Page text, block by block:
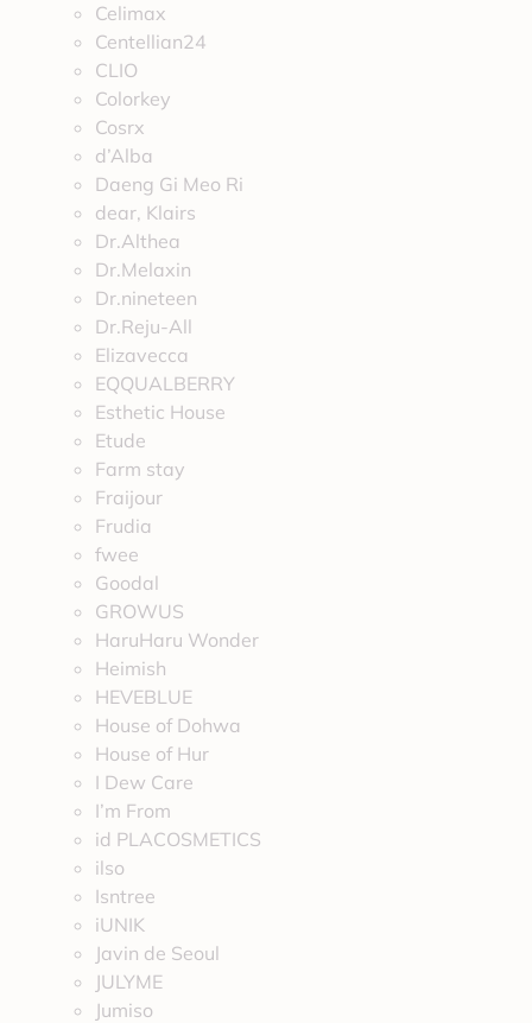
Celimax
Centellian24
CLIO
Colorkey
Cosrx
d’Alba
Daeng Gi Meo Ri
dear, Klairs
Dr.Althea
Dr.Melaxin
Dr.nineteen
Dr.Reju-All
Elizavecca
EQQUALBERRY
Esthetic House
Etude
Farm stay
Fraijour
Frudia
fwee
Goodal
GROWUS
HaruHaru Wonder
Heimish
HEVEBLUE
House of Dohwa
House of Hur
I Dew Care
I’m From
id PLACOSMETICS
ilso
Isntree
iUNIK
Javin de Seoul
JULYME
Jumiso